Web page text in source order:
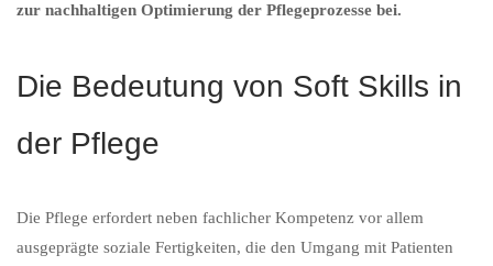
zur nachhaltigen Optimierung der Pflegeprozesse bei.
Die Bedeutung von Soft Skills in
der Pflege
Die Pflege erfordert neben fachlicher Kompetenz vor allem
ausgeprägte soziale Fertigkeiten, die den Umgang mit Patienten